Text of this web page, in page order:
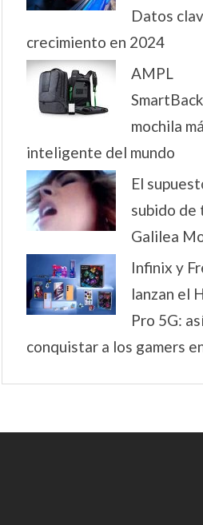
Datos
crecimiento en 2024
AMPL
mochila
inteligente del mundo
El
subido de
Galilea
Infinix y
lanzan el
Pro 5G:
conquistar a los gamers